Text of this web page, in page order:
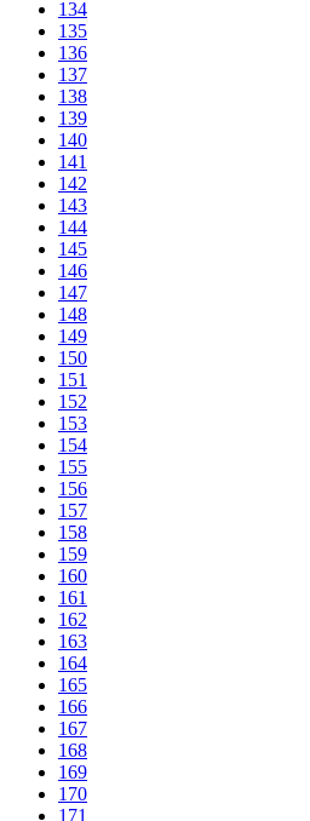
134
135
136
137
138
139
140
141
142
143
144
145
146
147
148
149
150
151
152
153
154
155
156
157
158
159
160
161
162
163
164
165
166
167
168
169
170
171